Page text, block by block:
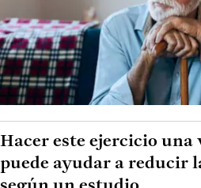
Hacer este ejercicio una
puede ayudar a reducir